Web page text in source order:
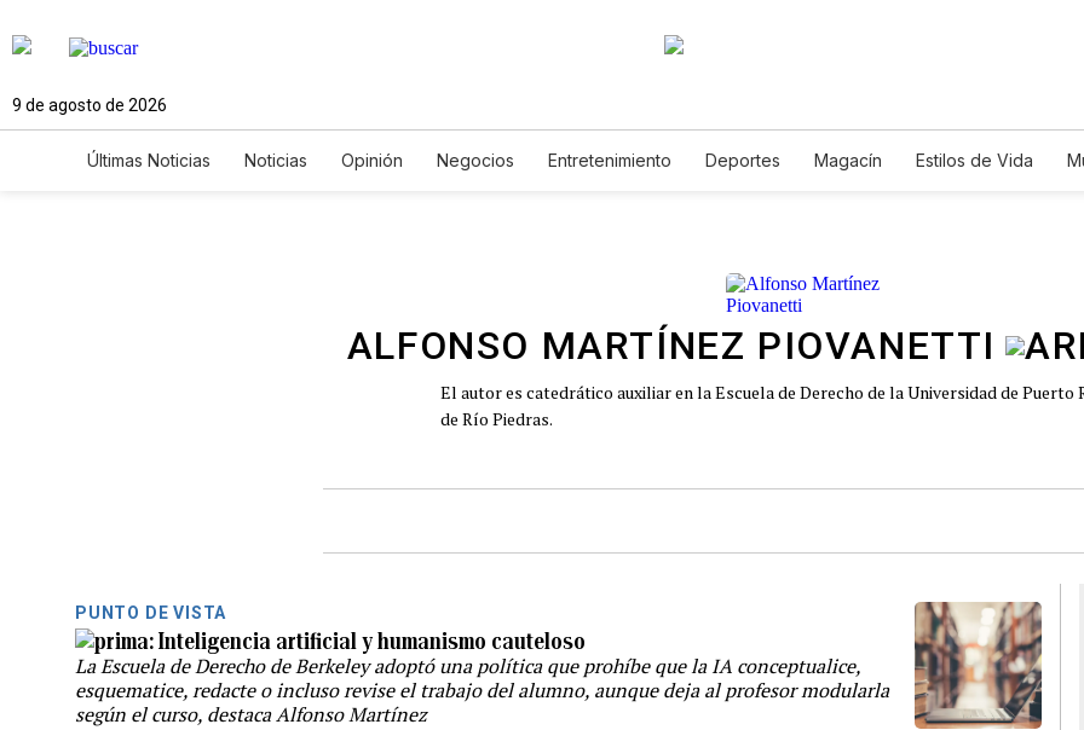
9 de agosto de 2026
Últimas Noticias Noticias Opinión Negocios Entretenimiento Deportes Magacín Estilos de Vida
ALFONSO MARTÍNEZ PIOVANETTI
El autor es catedrático auxiliar en la Escuela de Derecho de la Universidad de Puerto
de Río Piedras.
PUNTO DE VISTA
Inteligencia artificial y humanismo cauteloso
La Escuela de Derecho de Berkeley adoptó una política que prohíbe que la IA conceptualice,
esquematice, redacte o incluso revise el trabajo del alumno, aunque deja al profesor modularla
según el curso, destaca Alfonso Martínez